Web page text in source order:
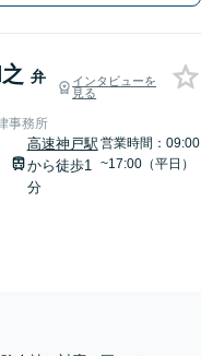
弁
インタビューを
見る
事務所
高速神戸駅
から徒歩1
分
営業時間：09:00
~17:00（平日）